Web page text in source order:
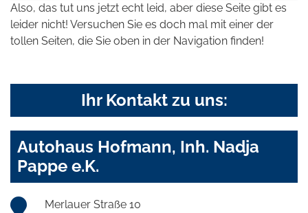
Also, das tut uns jetzt echt leid, aber diese Seite gibt es
leider nicht! Versuchen Sie es doch mal mit einer der
tollen Seiten, die Sie oben in der Navigation finden!
Ihr Kontakt zu uns:
Autohaus Hofmann, Inh. Nadja
Pappe e.K.
Merlauer Straße 10